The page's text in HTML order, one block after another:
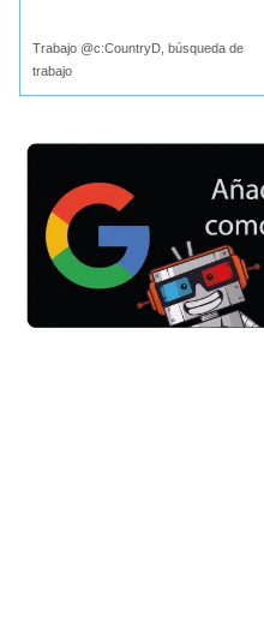
Trabajo @c:CountryD, búsqueda de
trabajo